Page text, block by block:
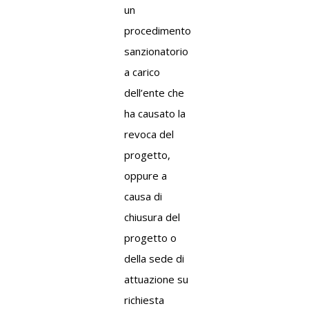
un
procedimento
sanzionatorio
a carico
dell’ente che
ha causato la
revoca del
progetto,
oppure a
causa di
chiusura del
progetto o
della sede di
attuazione su
richiesta